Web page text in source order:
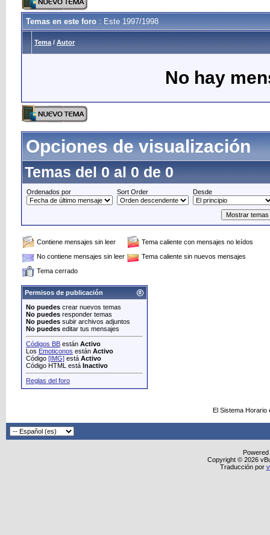
Temas en este foro : Este 1997/1998
Tema / Autor
No hay
Opciones de visualización
Temas del 0 al 0 de 0
Ordenados por Sort Order Desde
Contiene mensajes sin leer
Tema caliente con mensajes no leídos
No contiene mensajes sin leer
Tema caliente sin nuevos mensajes
Tema cerrado
Permisos de publicación
No puedes crear nuevos temas
No puedes responder temas
No puedes subir archivos adjuntos
No puedes editar tus mensajes
Códigos BB están Activo
Los Emoticonos están Activo
Código [IMG] está Activo
Código HTML está Inactivo
Reglas del foro
El Sistema
Copyright © 2026
Traducción por